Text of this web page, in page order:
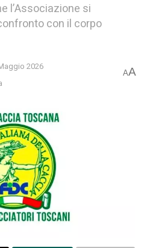
l’Associazione si
con il corpo
2026
AA